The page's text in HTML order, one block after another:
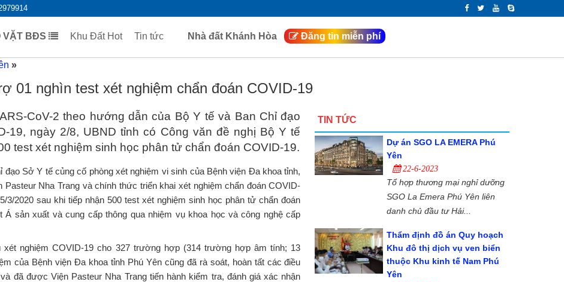
BÁN NHÀ ĐẤT, BẤT ĐỘNG SẢN TẠI TUY
Yên 2021 chính chủ, giá tốt, vị trí đẹp, đường rộng. Mua bán nhà đất ở Tuy Hòa, Phú Yên có giấy tờ sổ hồng đỏ,
VẶT BĐS Khu Đất Hot Tin tức Nhà đất Khánh Hòa Đăng tin miễn phí
»
01 nghìn test xét nghiệm chẩn đoán COVID-19
CoV-2 theo hướng dẫn của Bộ Y tế và Ban Chỉ đạo
19, ngày 2/8, UBND tỉnh có Công văn đề nghị Bộ Y tế
test xét nghiệm sinh học phân tử chẩn đoán COVID-19.
đạo Sở Y tế củng cố phòng xét nghiệm vi sinh của Bệnh viện Đa khoa tỉnh,
Nha Trang và chính thức triển khai xét nghiệm chẩn đoán COVID-
2020 sau khi tiếp nhận 500 test xét nghiệm sinh học phân tử chẩn đoán
Á sản xuất và cung cấp thông qua nhiệm vụ khoa học và công nghệ cấp
nghiệm COVID-19 cho 327 trường hợp (314 trường hợp âm tính; 13
của Bệnh viện Đa khoa tỉnh Phú Yên cũng đã rà soát, hoàn tất các điều
đã được Viện Pasteur Nha Trang tiến hành kiểm tra, đánh giá xác nhận
TIN TỨC
Dự án SGO LA EMERA Phú
Yên
22-6-2023
Tổ hợp thương mại nghỉ dưỡng
SGO La Emera Phú Yên liên
danh chủ đầu tư Hải...
Thẩm định đồ án Quy hoạch
Khu đô thị dịch vụ ven biển
thuộc Khu kinh tế Nam Phú
Yên